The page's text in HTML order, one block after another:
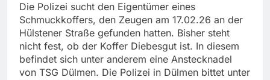
Die Polizei sucht den Eigentümer eines
Schmuckkoffers, den Zeugen am 17.02.26 an der
Hülstener Straße gefunden hatten. Bisher steht
nicht fest, ob der Koffer Diebesgut ist. In diesem
befindet sich unter anderem eine Anstecknadel
von TSG Dülmen. Die Polizei in Dülmen bittet unter